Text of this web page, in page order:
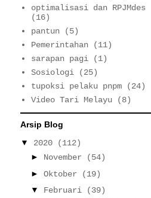
optimalisasi dan RPJMdes
(16)
pantun
(5)
Pemerintahan
(11)
sarapan pagi
(1)
Sosiologi
(25)
tupoksi pelaku pnpm
(24)
Video Tari Melayu
(8)
Arsip Blog
▼ 2020
(112)
► November
(54)
► Oktober
(19)
▼ Februari
(39)